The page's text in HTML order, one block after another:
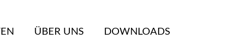
ÜBER UNS DOWNLOADS